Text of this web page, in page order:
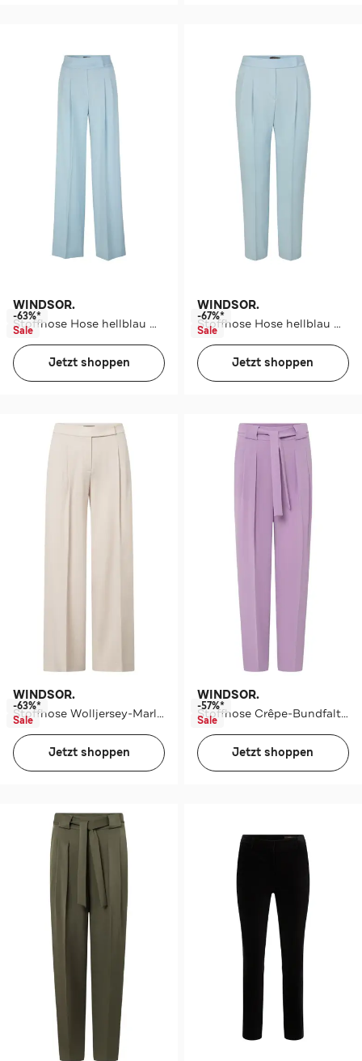
WINDSOR.
Stoffhose Hose hellblau Culotte
-63%*
Sale
Jetzt shoppen
WINDSOR.
Stoffhose Hose hellblau Culotte
-67%*
Sale
Jetzt shoppen
WINDSOR.
Stoffhose Wolljersey-Marlene-Hose in Hellbeige hellbeige Karotte
-63%*
Sale
Jetzt shoppen
WINDSOR.
Stoffhose Crêpe-Bundfalten-Hose in Schwarz flieder Slim
-57%*
Sale
Jetzt shoppen